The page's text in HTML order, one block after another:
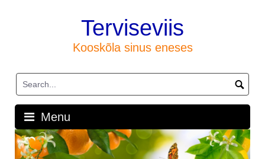
Terviseviis
Kooskõla sinus eneses
Menu